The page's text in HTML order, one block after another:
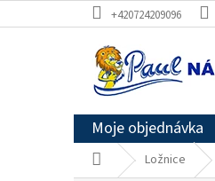
na
+420724209096
Moje objednávka
Domů Ložnice